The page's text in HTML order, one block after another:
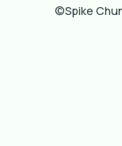
©Spike